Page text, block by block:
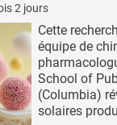
2 jours
Cette
équipe de
School of
(Columbia)
solaires